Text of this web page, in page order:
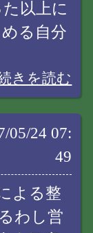
以上に
る自分
きを読む
05/24 07:
49
よる整
わし営